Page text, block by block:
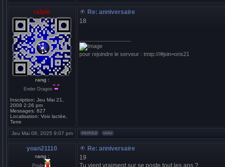
rafale
rang :
Ender Dragon
Inscription: Jeu Mai 21,
2009 2:26 pm
Messages: 827
Localisation: Voix lactée,
Terre
Re: anniversaire
18
pour rejoindre le serveur : tmtp:///#join=oris21
Jeu Mai 08, 2025 9:07 pm
yoan21110
rang :
Poule
Re: anniversaire
19
Tu vient vraiment sur se poste tout les ans ?